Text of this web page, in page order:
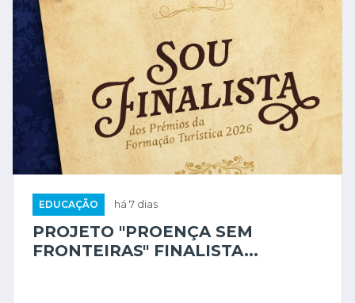
EDUCAÇÃO há 7 dias
PROJETO "PROENÇA SEM
FRONTEIRAS" FINALISTA...